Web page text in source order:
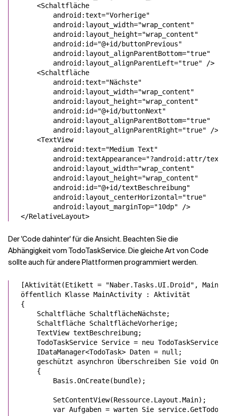
<Schaltfläche
android:text="Vorherige
android:layout_width="wrap_content
android:layout_height="wrap_content
android:id="@+id/buttonPrevious
android:layout_alignParentBottom="true
android:layout_alignParentLeft="true" />
<Schaltfläche
android:text="Nächste
android:layout_width="wrap_content
android:layout_height="wrap_content
android:id="@+id/buttonNext
android:layout_alignParentBottom="true
android:layout_alignParentRight="true" />
<TextView
android:text="Medium Text
android:textAppearance="?android:attr/
android:layout_width="wrap_content
android:layout_height="wrap_content
android:id="@+id/textBeschreibung
android:layout_centerHorizontal="true
android:layout_marginTop="10dp" />
</RelativeLayout>
Der 'Code dahinter' für die Ansicht. Beachten Sie die
Abhängigkeit vom TodoTaskService. Die gleiche Art von Code
sollte auch für andere Plattformen programmiert werden.
[Aktivität (Etikett = "Naber.Tasks.UI.Droid" ,
öffentlich Klasse MainActivity : Aktivität
{
Schaltfläche SchaltflächeNächste;
Schaltfläche SchaltflächeVorherige;
TextView textBeschreibung;
TodoTaskService Service = neu TodoTaskService
IDataManager<TodoTask> Daten = null ;
geschützt
asynchron Überschreiben Sie void
{
Basis .OnCreate(bundle);
SetContentView(Ressource. Layout .Main);
var Aufgaben = warten Sie